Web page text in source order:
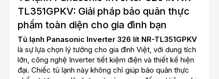
TL351GPKV: Giải pháp bảo quản thực
phẩm toàn diện cho gia đình bạn
Tủ lạnh Panasonic Inverter 326 lít NR-TL351GPKV
là sự lựa chọn lý tưởng cho gia đình Việt, với dung tích
lớn, công nghệ Inverter tiết kiệm điện và thiết kế hiện
đại. Chiếc tủ lạnh này không chỉ giúp bảo quản thực